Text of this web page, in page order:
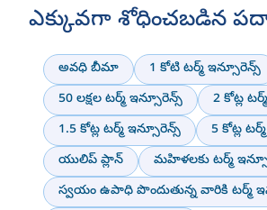
ఎక్కువగా శోధించబడిన
అవధి బీమా
1 కోటి టర్మ్ ఇన్సూరెన్స్
50 లక్షల టర్మ్ ఇన్సూరెన్స్
2 కోట్ల
1.5 కోట్ల టర్మ్ ఇన్సూరెన్స్
5 కోట్ల
యులిప్ ప్లాన్
మహిళలకు టర్మ్
స్వయం ఉపాధి పొందుతున్న వారికి టర్మ్